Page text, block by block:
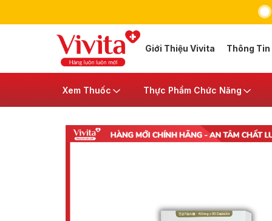
Giới Thiệu Vivita Thông Tin
Xem Thuốc Thực Phẩm Chức Năng